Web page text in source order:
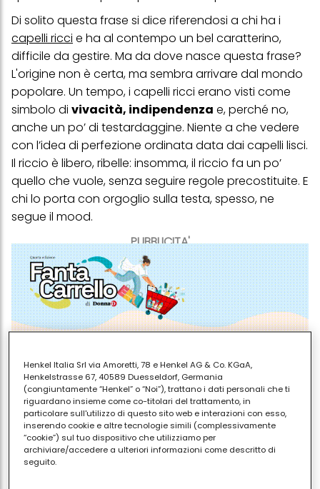
PUBBLICITA'
Di solito questa frase si dice riferendosi a chi ha i
capelli ricci e ha al contempo un bel caratterino,
difficile da gestire. Ma da dove nasce questa frase?
L'origine non è certa, ma sembra arrivare dal mondo
popolare. Un tempo, i capelli ricci erano visti come
simbolo di vivacità, indipendenza e, perché no,
anche un po’ di testardaggine. Niente a che vedere
con l’idea di perfezione ordinata data dai capelli lisci.
Il riccio è libero, ribelle: insomma, il riccio fa un po’
quello che vuole, senza seguire regole precostituite. E
chi lo porta con orgoglio sulla testa, spesso, ne
segue il mood.
Ovviamente si tratta di un modo di dire: non è vero
che tutti coloro che hanno i capelli ricci sono
persone ribelli, esagerate, sempre fuori dagli schemi
Henkel Italia Srl via Amoretti, 78 e Henkel AG & Co. KGaA,
Henkelstrasse 67, 40589 Duesseldorf, Germania
(congiuntamente “Henkel” o “Noi”), trattano i dati personali che ti
riguardano insieme come co-titolari del trattamento, in
particolare sull'utilizzo di questo sito web e interazioni con esso,
inserendo cookie e altre tecnologie simili (complessivamente
“cookie”) sul tuo dispositivo che utilizziamo per
archiviare/accedere a ulteriori informazioni come descritto di
seguito.